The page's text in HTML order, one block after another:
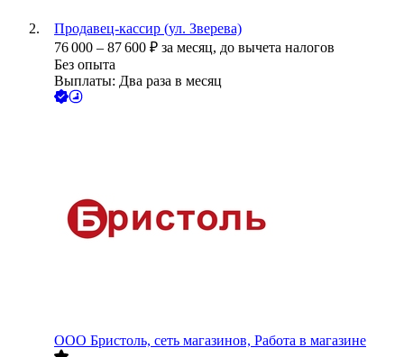
Продавец-кассир (ул. Зверева)
76 000 – 87 600 ₽ за месяц, до вычета налогов
Без опыта
Выплаты: Два раза в месяц
ООО Бристоль, сеть магазинов, Работа в магазине